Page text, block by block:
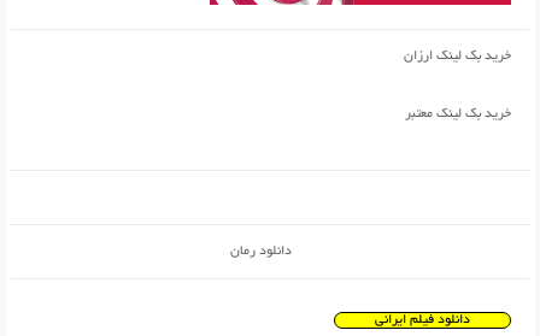
خرید بک لینک ارزان
خرید بک لینک معتبر
دانلود رمان
دانلود فیلم ایرانی